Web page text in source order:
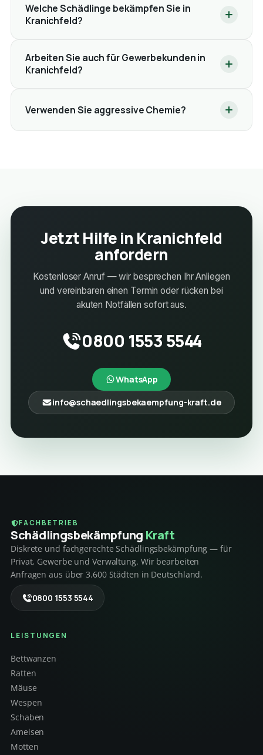
Welche Schädlinge bekämpfen Sie in
Kranichfeld?
Arbeiten Sie auch für Gewerbekunden in
Kranichfeld?
Verwenden Sie aggressive Chemie?
Jetzt Hilfe in Kranichfeld
anfordern
Kostenloser Anruf — wir besprechen Ihr Anliegen
und vereinbaren einen Termin oder rücken bei
akuten Notfällen sofort aus.
0800 1553 5544
WhatsApp
info@schaedlingsbekaempfung-kraft.de
FACHBETRIEB
Schädlings­bekämpfung Kraft
Diskrete und fachgerechte Schädlingsbekämpfung — für
Privat, Gewerbe und Verwaltung. Wir bearbeiten
Anfragen aus über 3.600 Städten in Deutschland.
0800 1553 5544
LEISTUNGEN
Bettwanzen
Ratten
Mäuse
Wespen
Schaben
Ameisen
Motten